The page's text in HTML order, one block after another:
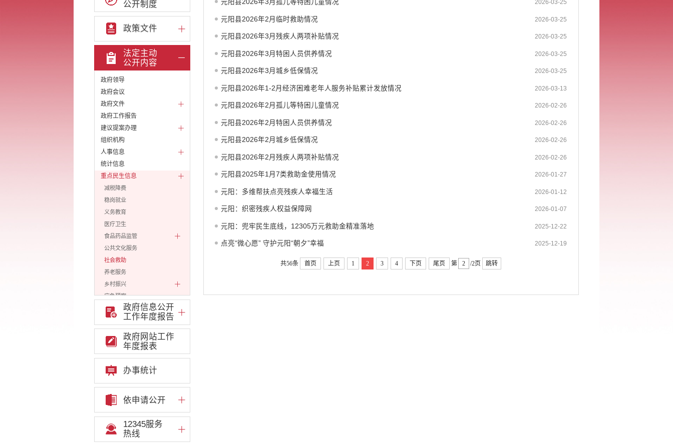
公开制度
政策文件
法定主动
公开内容
政府领导
政府会议
政府文件
政府工作报告
建议提案办理
组织机构
人事信息
统计信息
重点民生信息
减税降费
稳岗就业
义务教育
医疗卫生
食品药品监管
公共文化服务
社会救助
养老服务
乡村振兴
应急预案
生态环境
涉农补贴
安全生产
财务信息
公安司法
规划计划
财政预决算
公务员招录
公共资源配置
重大决策预公开
重大决策听证事项
权责清单
政府信息公开
工作年度报告
政府网站工作
年度报表
办事统计
依申请公开
12345服务
热线
元阳县2026年3月孤儿等特困儿童情况 2026-03-25
元阳县2026年2月临时救助情况 2026-03-25
元阳县2026年3月残疾人两项补贴情况 2026-03-25
元阳县2026年3月特困人员供养情况 2026-03-25
元阳县2026年3月城乡低保情况 2026-03-25
元阳县2026年1-2月经济困难老年人服务补贴累计发放情况 2026-03-13
元阳县2026年2月孤儿等特困儿童情况 2026-02-26
元阳县2026年2月特困人员供养情况 2026-02-26
元阳县2026年2月城乡低保情况 2026-02-26
元阳县2026年2月残疾人两项补贴情况 2026-02-26
元阳县2025年1月7类救助金使用情况 2026-01-27
元阳：多维帮扶点亮残疾人幸福生活 2026-01-12
元阳：织密残疾人权益保障网 2026-01-07
元阳：兜牢民生底线，12305万元救助金精准落地 2025-12-22
点亮“微心愿” 守护元阳“朝夕”幸福 2025-12-19
共56条 首页 上页 1 2 3 4 下页 尾页 第 /2页 跳转